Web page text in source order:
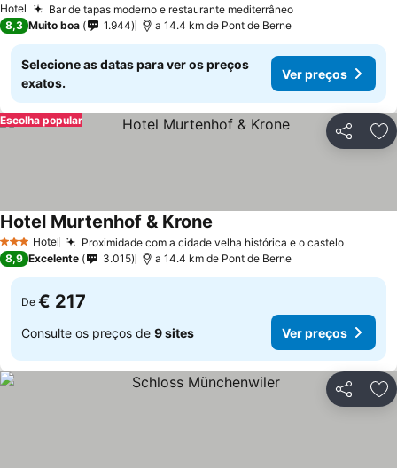
Hotel Bar de tapas moderno e restaurante mediterrâneo
8,3 Muito boa 1.944 a 14.4 km de Pont de Berne
Selecione as datas para ver os preços
exatos.
Ver preços
Partilhar
Escolha popular
3 EstrelasHotel Proximidade com a cidade velha histórica e o castelo
Hotel Murtenhof & Krone
8,9 Excelente 3.015 a 14.4 km de Pont de Berne
De € 217
Consulte os preços de 9 sites Ver preços
Partilhar